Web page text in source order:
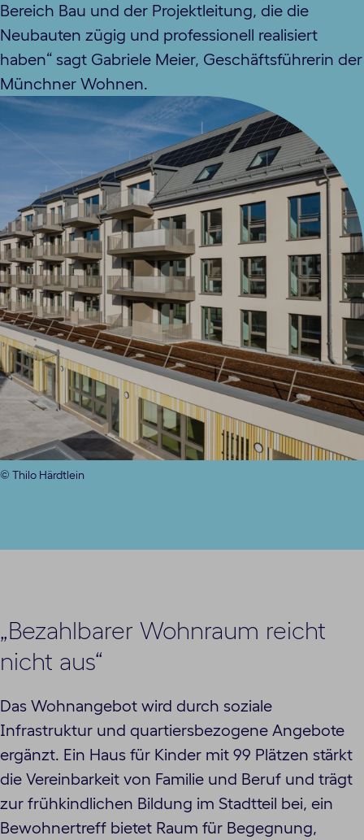
Bereich Bau und der Projektleitung, die die
Neubauten zügig und professionell realisiert
haben“ sagt Gabriele Meier, Geschäftsführerin der
Münchner Wohnen.
© Thilo Härdtlein
„Bezahlbarer Wohnraum reicht
nicht aus“
Das Wohnangebot wird durch soziale
Infrastruktur und quartiersbezogene Angebote
ergänzt. Ein Haus für Kinder mit 99 Plätzen stärkt
die Vereinbarkeit von Familie und Beruf und trägt
zur frühkindlichen Bildung im Stadtteil bei, ein
Bewohnertreff bietet Raum für Begegnung,